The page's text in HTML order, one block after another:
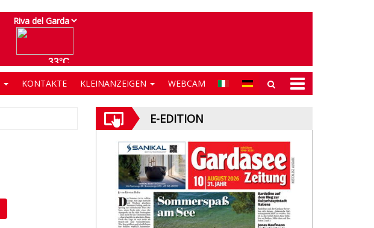
KONTAKTE KLEINANZEIGEN WEBCAM
E-EDITION